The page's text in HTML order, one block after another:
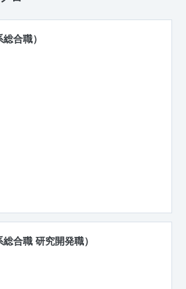
合職）
合職 研究開発職）